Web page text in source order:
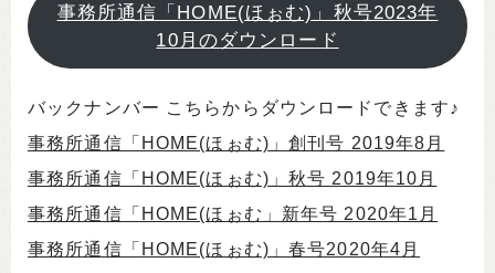
事務所通信「HOME(ほぉむ)」秋号2023年
10月のダウンロード
バックナンバー こちらからダウンロードできます♪
事務所通信「HOME(ほぉむ)」創刊号 2019年8月
事務所通信「HOME(ほぉむ)」秋号 2019年10月
事務所通信「HOME(ほぉむ」新年号 2020年1月
事務所通信「HOME(ほぉむ)」春号2020年4月